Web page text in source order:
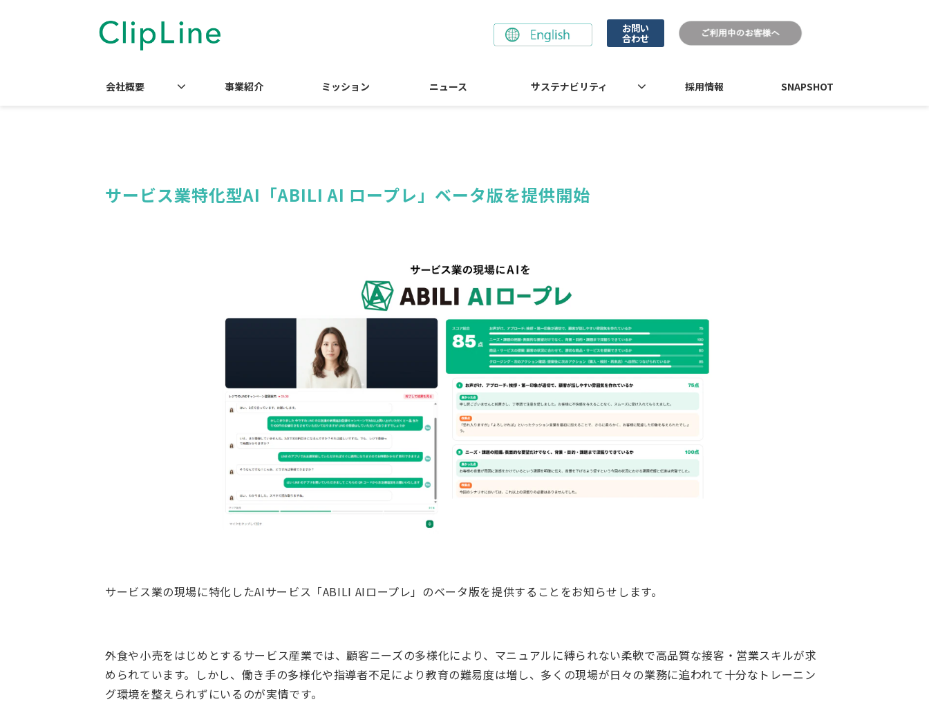
お問い
合わせ
会社概要 事業紹介 ミッション ニュース サステナビリティ 採用情報 SNAPSHOT
サービス業特化型AI「ABILI AI ロープレ」ベータ版を提供開始
サービス業の現場に特化したAIサービス「ABILI AIロープレ」のベータ版を提供することをお知らせします。
外食や小売をはじめとするサービス産業では、顧客ニーズの多様化により、マニュアルに縛られない柔軟で高品質な接客・営業スキルが求
められています。しかし、働き手の多様化や指導者不足により教育の難易度は増し、多くの現場が日々の業務に追われて十分なトレーニン
グ環境を整えられずにいるのが実情です。